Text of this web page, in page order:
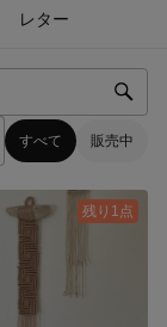
レター
すべて 販売中
残り1点